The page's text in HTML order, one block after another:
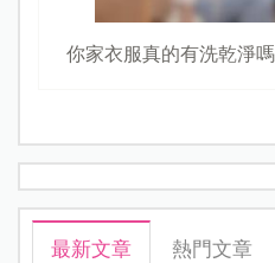
你家衣服真的有洗乾淨
最新文章 熱門文章